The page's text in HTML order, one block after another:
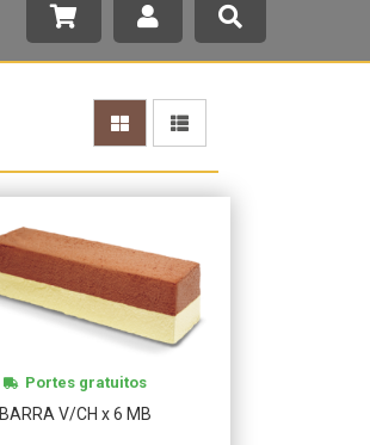
BARRA V/CH x 6 MB
Portes gratuitos